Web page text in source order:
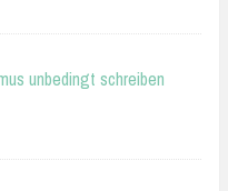
unbedingt schreiben